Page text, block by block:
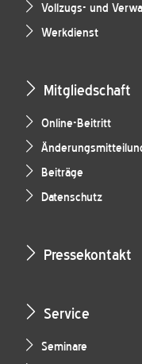
Vollzugs- und
Werkdienst
Mitgliedschaft
Online-Beitritt
Beiträge
Datenschutz
Pressekontakt
Service
Seminare